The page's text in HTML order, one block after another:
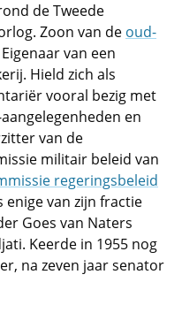
de Tweede
Zoon van de oud-
Eigenaar van een
Hield zich als
vooral bezig met
en
van de
militair beleid van
regeringsbeleid
enige van zijn fractie
Goes van Naters
Keerde in 1955 nog
na zeven jaar senator